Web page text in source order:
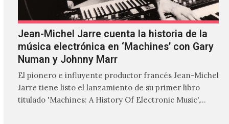
Jean-Michel Jarre cuenta la historia de la
música electrónica en ‘Machines’ con Gary
Numan y Johnny Marr
El pionero e influyente productor francés Jean-Michel
Jarre tiene listo el lanzamiento de su primer libro
titulado 'Machines: A History Of Electronic Music',